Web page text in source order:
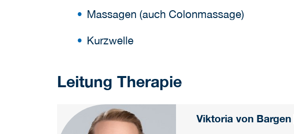
Massagen (auch Colonmassage)
Kurzwelle
Leitung Therapie
Viktoria von Bargen |